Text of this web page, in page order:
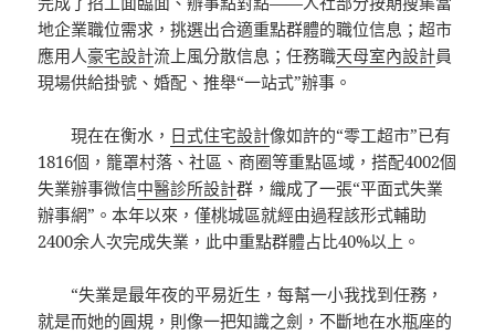
地企業職位需求，挑選出合適重點群體的職位信息；超市
應用人豪宅設計流上風分散信息；任務職天母室內設計員
現場供給掛號、婚配、推舉“一站式”辦事。
現在在衡水， 日式住宅設計像如許的“零工超市”已有
1816個，籠罩村落、社區、商圈等重點區域，搭配4002個
失業辦事微信中醫診所設計群，織成了一張“平面式失業
辦事網”。本年以來，僅桃城區就經由過程該形式輔助
2400余人次完成失業，此中重點群體占比40%以上。
“失業是最年夜的平易近生，每幫一小我找到任務，
就是而她的圓規，則像一把知識之劍，不斷地在水瓶座的